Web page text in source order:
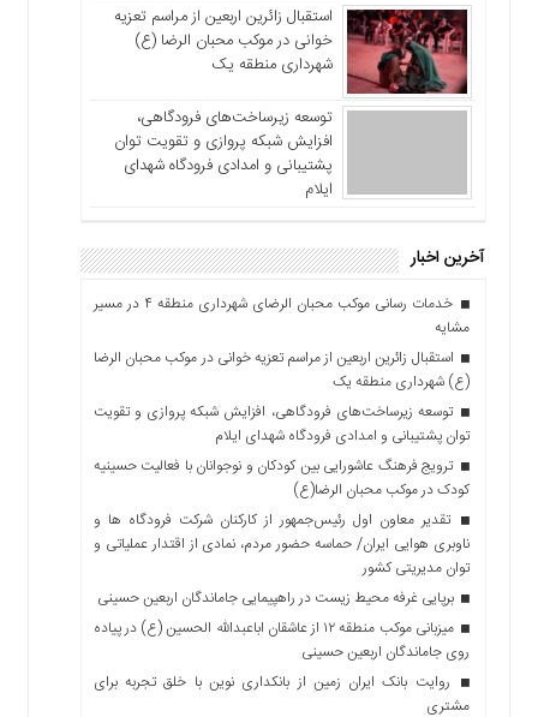
استقبال زائرین اربعین از مراسم تعزیه
خوانی در موکب محبان الرضا (ع)
شهرداری منطقه یک
توسعه زیرساخت‌های فرودگاهی،
افزایش شبکه پروازی و تقویت توان
پشتیبانی و امدادی فرودگاه شهدای
ایلام
آخرین اخبار
خدمات رسانی موکب محبان الرضای شهرداری منطقه ۴ در مسیر
مشایه
استقبال زائرین اربعین از مراسم تعزیه خوانی در موکب محبان الرضا
(ع) شهرداری منطقه یک
توسعه زیرساخت‌های فرودگاهی، افزایش شبکه پروازی و تقویت
توان پشتیبانی و امدادی فرودگاه شهدای ایلام
ترویج فرهنگ عاشورایی بین کودکان و نوجوانان با فعالیت حسینیه
کودک در موکب محبان الرضا(ع)
تقدیر معاون اول رئیس‌جمهور از کارکنان شرکت فرودگاه ها و
ناوبری هوایی ایران/ حماسه حضور مردم، نمادی از اقتدار عملیاتی و
توان مدیریتی کشور
برپایی غرفه محیط زیست در راهپیمایی جاماندگان اربعین حسینی
میزبانی موکب منطقه ۱۲ از عاشقان اباعبدالله الحسین (ع) در پیاده
روی جاماندگان اربعین حسینی
روایت بانک ایران زمین از بانکداری نوین با خلق تجربه برای
مشتری